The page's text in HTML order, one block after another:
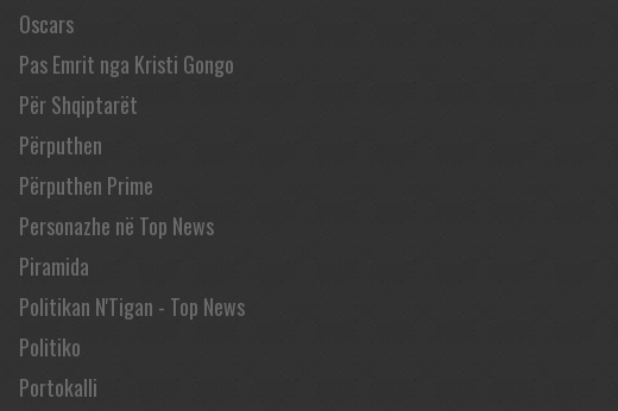
Oscars
Pas Emrit nga Kristi Gongo
Për Shqiptarët
Përputhen
Përputhen Prime
Personazhe në Top News
Piramida
Politikan N'Tigan - Top News
Politiko
Portokalli